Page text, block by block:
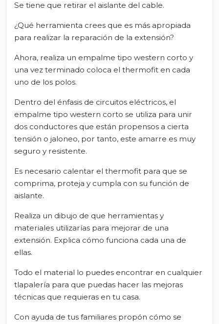
Se tiene que retirar el aislante del cable.
¿Qué herramienta crees que es más apropiada
para realizar la reparación de la extensión?
Ahora, realiza un empalme tipo western corto y
una vez terminado coloca el thermofit en cada
uno de los polos.
Dentro del énfasis de circuitos eléctricos, el
empalme tipo western corto se utiliza para unir
dos conductores que están propensos a cierta
tensión o jaloneo, por tanto, este amarre es muy
seguro y resistente.
Es necesario calentar el thermofit para que se
comprima, proteja y cumpla con su función de
aislante.
Realiza un dibujo de que herramientas y
materiales utilizarías para mejorar de una
extensión. Explica cómo funciona cada una de
ellas.
Todo el material lo puedes encontrar en cualquier
tlapalería para que puedas hacer las mejoras
técnicas que requieras en tu casa.
Con ayuda de tus familiares propón cómo se